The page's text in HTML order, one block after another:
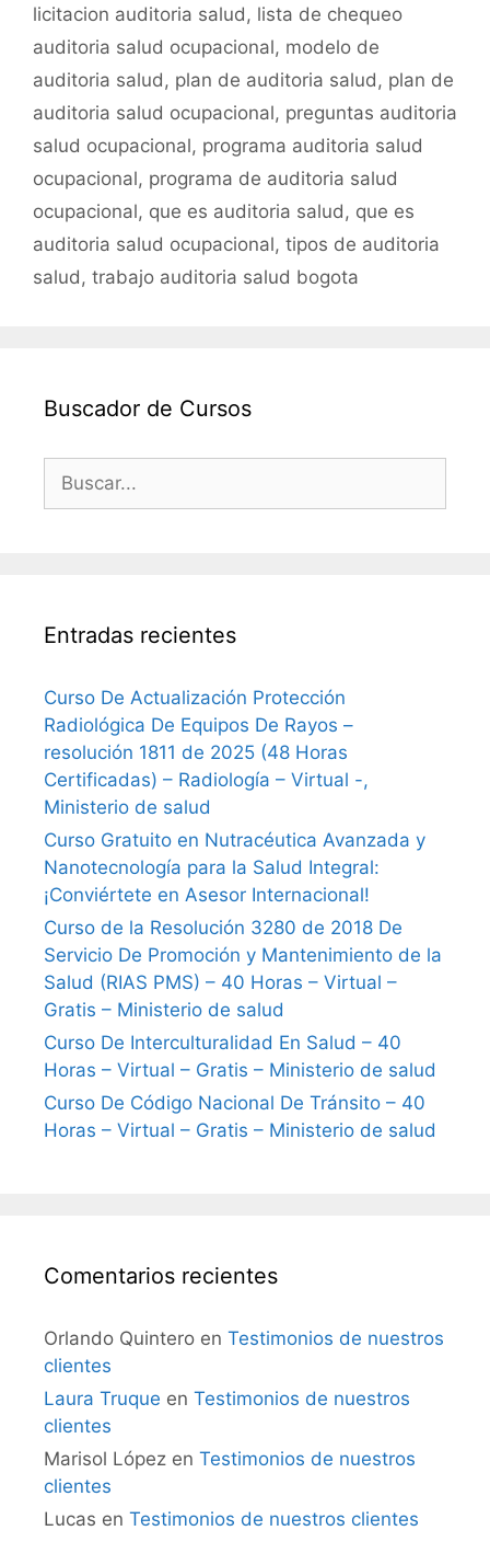
licitacion auditoria salud , lista de chequeo
auditoria salud ocupacional, modelo de
auditoria salud , plan de auditoria salud , plan de
auditoria salud ocupacional, preguntas auditoria
salud ocupacional, programa auditoria salud
ocupacional, programa de auditoria salud
ocupacional, que es auditoria salud , que es
auditoria salud ocupacional, tipos de auditoria
salud , trabajo auditoria salud bogota
Buscador de Cursos
Entradas recientes
Curso De Actualización Protección
Radiológica De Equipos De Rayos –
resolución 1811 de 2025 (48 Horas
Certificadas) – Radiología – Virtual -,
Ministerio de salud
Curso Gratuito en Nutracéutica Avanzada y
Nanotecnología para la Salud Integral:
¡Conviértete en Asesor Internacional!
Curso de la Resolución 3280 de 2018 De
Servicio De Promoción y Mantenimiento de la
Salud (RIAS PMS) – 40 Horas – Virtual –
Gratis – Ministerio de salud
Curso De Interculturalidad En Salud – 40
Horas – Virtual – Gratis – Ministerio de salud
Curso De Código Nacional De Tránsito – 40
Horas – Virtual – Gratis – Ministerio de salud
Comentarios recientes
Orlando Quintero en Testimonios de nuestros
clientes
Laura Truque en Testimonios de nuestros
clientes
Marisol López en Testimonios de nuestros
clientes
Lucas en Testimonios de nuestros clientes